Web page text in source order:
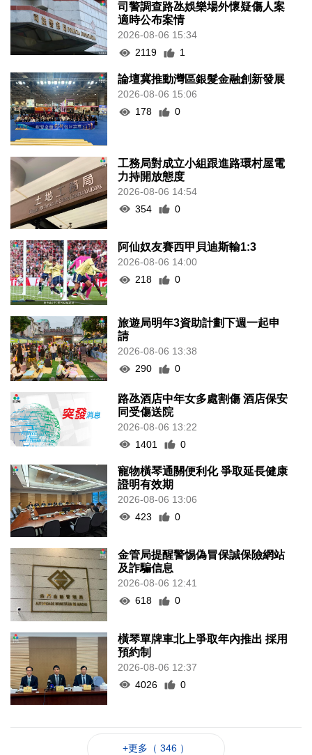
司警調查路氹娛樂場外懷疑傷人案
適時公布案情
2026-08-06 15:34
2119
1
論壇冀推動灣區銀髮金融創新發展
2026-08-06 15:06
178
0
工務局對成立小組跟進路環村屋電
力持開放態度
2026-08-06 14:54
354
0
阿仙奴友賽西甲貝迪斯輸1:3
2026-08-06 14:00
218
0
旅遊局明年3資助計劃下週一起申
請
2026-08-06 13:38
290
0
路氹酒店中年女多處割傷 酒店保安
同受傷送院
2026-08-06 13:22
1401
0
寵物橫琴通關便利化 爭取延長健康
證明有效期
2026-08-06 13:06
423
0
金管局提醒警惕偽冒保誠保險網站
及詐騙信息
2026-08-06 12:41
618
0
橫琴單牌車北上爭取年內推出 採用
預約制
2026-08-06 12:37
4026
0
+更多（ 346 ）